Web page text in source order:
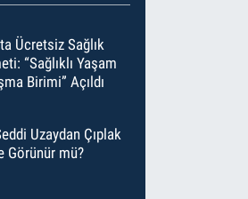
Ücretsiz Sağlık
“Sağlıklı Yaşam
Birimi” Açıldı
Uzaydan Çıplak
Görünür mü?